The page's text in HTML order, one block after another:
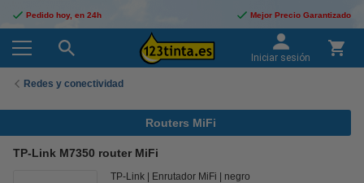
Pedido hoy, en 24h Mejor Precio Garantizado
Iniciar sesión
Redes y conectividad
Routers MiFi
TP-Link M7350 router MiFi
TP-Link Enrutador MiFi
negro